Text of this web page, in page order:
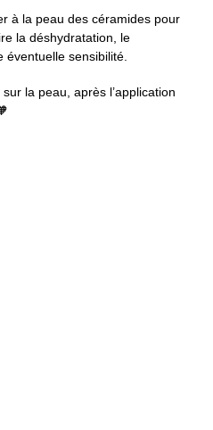
à la peau des céramides pour
la déshydratation, le
éventuelle sensibilité.
la peau, après l’application